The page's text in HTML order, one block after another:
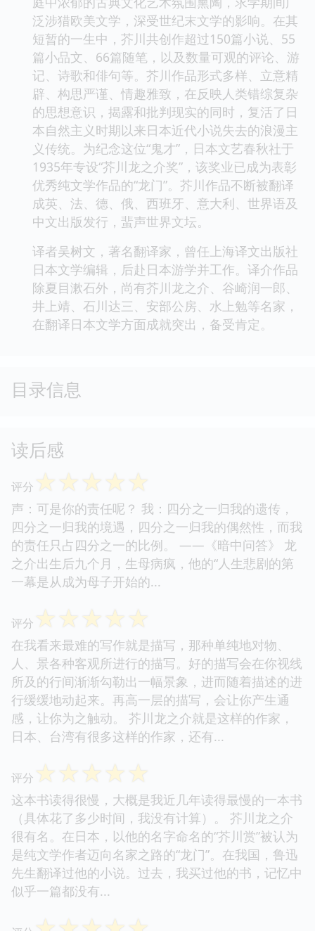
泛涉猎欧美文学，深受世纪末文学的影响。在其
短暂的一生中，芥川共创作超过150篇小说、55
篇小品文、66篇随笔，以及数量可观的评论、游
记、诗歌和俳句等。芥川作品形式多样、立意精
辟、构思严谨、情趣雅致，在反映人类错综复杂
的思想意识，揭露和批判现实的同时，复活了日
本自然主义时期以来日本近代小说失去的浪漫主
义传统。为纪念这位“鬼才”，日本文艺春秋社于
1935年专设“芥川龙之介奖”，该奖业已成为表彰
优秀纯文学作品的“龙门”。芥川作品不断被翻译
成英、法、德、俄、西班牙、意大利、世界语及
中文出版发行，蜚声世界文坛。
译者吴树文，著名翻译家，曾任上海译文出版社
日本文学编辑，后赴日本游学并工作。译介作品
除夏目漱石外，尚有芥川龙之介、谷崎润一郎、
井上靖、石川达三、安部公房、水上勉等名家，
在翻译日本文学方面成就突出，备受肯定。
目录信息
读后感
评分 ☆☆☆☆☆
声：可是你的责任呢？ 我：四分之一归我的遗传，
四分之一归我的境遇，四分之一归我的偶然性，而我
的责任只占四分之一的比例。 ——《暗中问答》 龙
之介出生后九个月，生母病疯，他的“人生悲剧的第
一幕是从成为母子开始的...
评分 ☆☆☆☆☆
在我看来最难的写作就是描写，那种单纯地对物、
人、景各种客观所进行的描写。好的描写会在你视线
所及的行间渐渐勾勒出一幅景象，进而随着描述的进
行缓缓地动起来。再高一层的描写，会让你产生通
感，让你为之触动。 芥川龙之介就是这样的作家，
日本、台湾有很多这样的作家，还有...
评分 ☆☆☆☆☆
这本书读得很慢，大概是我近几年读得最慢的一本书
（具体花了多少时间，我没有计算）。 芥川龙之介
很有名。在日本，以他的名字命名的“芥川赏”被认为
是纯文学作者迈向名家之路的“龙门”。在我国，鲁迅
先生翻译过他的小说。过去，我买过他的书，记忆中
似乎一篇都没有...